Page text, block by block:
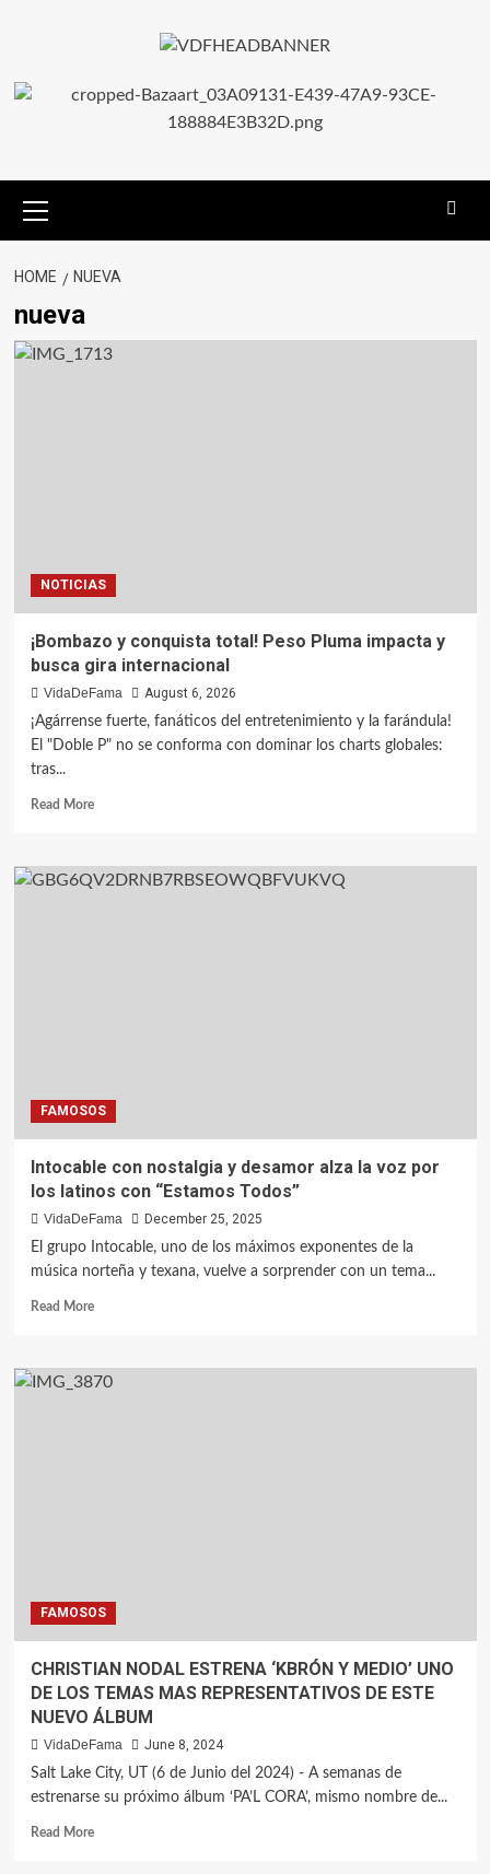
HOME NUEVA
nueva
NOTICIAS
¡Bombazo y conquista total! Peso Pluma impacta y
busca gira internacional
VidaDeFama
August 6, 2026
¡Agárrense fuerte, fanáticos del entretenimiento y la farándula!
El "Doble P" no se conforma con dominar los charts globales:
tras...
Read More
FAMOSOS
Intocable con nostalgia y desamor alza la voz por
los latinos con “Estamos Todos”
VidaDeFama
December 25, 2025
El grupo Intocable, uno de los máximos exponentes de la
música norteña y texana, vuelve a sorprender con un tema...
Read More
FAMOSOS
CHRISTIAN NODAL ESTRENA ‘KBRÓN Y MEDIO’ UNO
DE LOS TEMAS MAS REPRESENTATIVOS DE ESTE
NUEVO ÁLBUM
VidaDeFama
June 8, 2024
Salt Lake City, UT (6 de Junio del 2024) - A semanas de
estrenarse su próximo álbum ‘PA’L CORA’, mismo nombre de...
Read More